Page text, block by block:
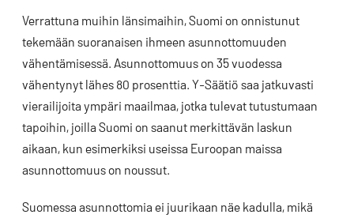
Verrattuna muihin länsimaihin, Suomi on onnistunut
tekemään suoranaisen ihmeen asunnottomuuden
vähentämisessä. Asunnottomuus on 35 vuodessa
vähentynyt lähes 80 prosenttia. Y-Säätiö saa jatkuvasti
vierailijoita ympäri maailmaa, jotka tulevat tutustumaan
tapoihin, joilla Suomi on saanut merkittävän laskun
aikaan, kun esimerkiksi useissa Euroopan maissa
asunnottomuus on noussut.
Suomessa asunnottomia ei juurikaan näe kadulla, mikä